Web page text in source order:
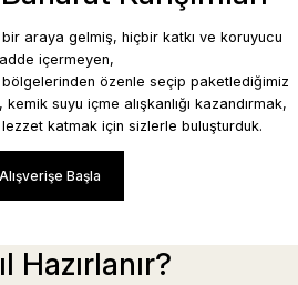
araya gelmiş, hiçbir katkı ve koruyucu
içermeyen,
bölgelerinden özenle seçip paketlediğimiz
kemik suyu içme alışkanlığı kazandırmak,
katmak için sizlerle buluşturduk.
Alışverişe Başla
Hazırlanır?